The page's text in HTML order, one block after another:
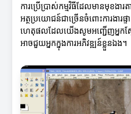
ការប្រើប្រាស់កម្មវិធីដែលមានមុខងារត
អត្ថប្រយោជន៍ជាច្រើនចំពោះការងារផ្
ហេតុផលដែលយើងសូមអញ្ជើញអ្នកស្វែ
អាចជួយអ្នកក្នុងការអភិវឌ្ឍន៍ខ្លួនឯង។